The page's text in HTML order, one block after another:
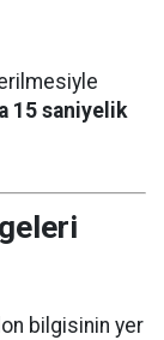
15 saniyelik
bilgisinin yer